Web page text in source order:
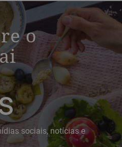
o
sociais, notícias e